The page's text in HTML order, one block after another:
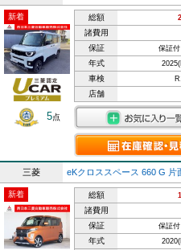
新着
5点
総額
諸費用
保証 保証
年式
車検
店舗
三菱 eKクロススペース 660 G
新着 総額
諸費用
保証 保証
年式